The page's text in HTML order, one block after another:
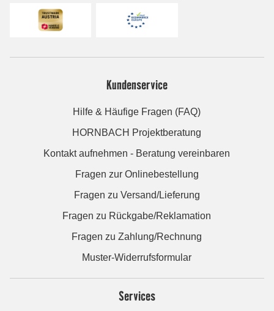
Kundenservice
Hilfe & Häufige Fragen (FAQ)
HORNBACH Projektberatung
Kontakt aufnehmen - Beratung vereinbaren
Fragen zur Onlinebestellung
Fragen zu Versand/Lieferung
Fragen zu Rückgabe/Reklamation
Fragen zu Zahlung/Rechnung
Muster-Widerrufsformular
Services